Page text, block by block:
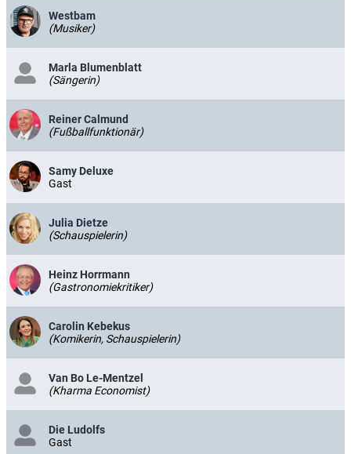
Westbam
(Musiker)
Marla Blumenblatt
(Sängerin)
Reiner Calmund
(Fußballfunktionär)
Samy Deluxe
Gast
Julia Dietze
(Schauspielerin)
Heinz Horrmann
(Gastronomiekritiker)
Carolin Kebekus
(Komikerin, Schauspielerin)
Van Bo Le-Mentzel
(Kharma Economist)
Die Ludolfs
Gast